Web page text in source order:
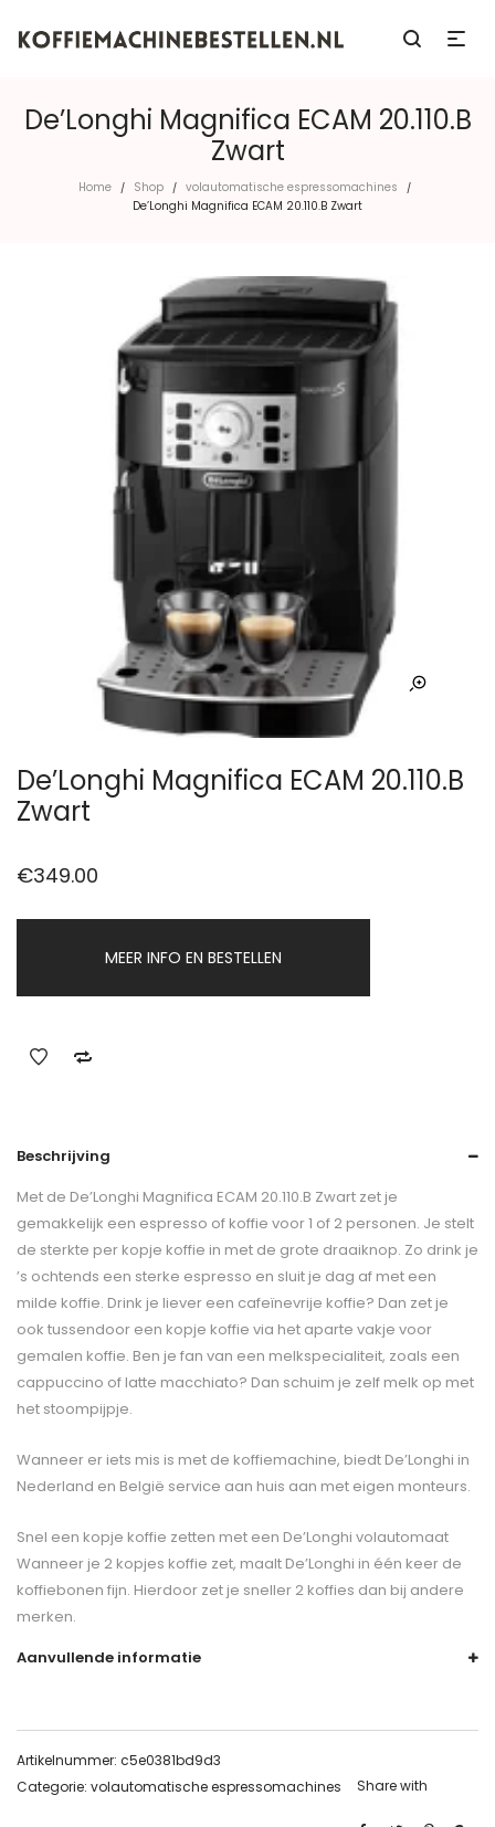
De’Longhi Magnifica ECAM 20.110.B
Zwart
Home / Shop / volautomatische espressomachines /
De’Longhi Magnifica ECAM 20.110.B Zwart
De’Longhi Magnifica ECAM 20.110.B
Zwart
€349.00
MEER INFO EN BESTELLEN
Beschrijving
Met de De’Longhi Magnifica ECAM 20.110.B Zwart zet je
gemakkelijk een espresso of koffie voor 1 of 2 personen. Je stelt
de sterkte per kopje koffie in met de grote draaiknop. Zo drink je
’s ochtends een sterke espresso en sluit je dag af met een
milde koffie. Drink je liever een cafeïnevrije koffie? Dan zet je
ook tussendoor een kopje koffie via het aparte vakje voor
gemalen koffie. Ben je fan van een melkspecialiteit, zoals een
cappuccino of latte macchiato? Dan schuim je zelf melk op met
het stoompijpje.
Wanneer er iets mis is met de koffiemachine, biedt De’Longhi in
Nederland en België service aan huis aan met eigen monteurs.
Snel een kopje koffie zetten met een De’Longhi volautomaat
Wanneer je 2 kopjes koffie zet, maalt De’Longhi in één keer de
koffiebonen fijn. Hierdoor zet je sneller 2 koffies dan bij andere
merken.
Aanvullende informatie
Artikelnummer: c5e0381bd9d3
Categorie: volautomatische espressomachines Share with